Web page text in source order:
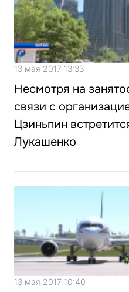
13 мая 2017 13:33
Несмотря на
связи с
Цзиньпин
Лукашенко
13 мая 2017 10:40